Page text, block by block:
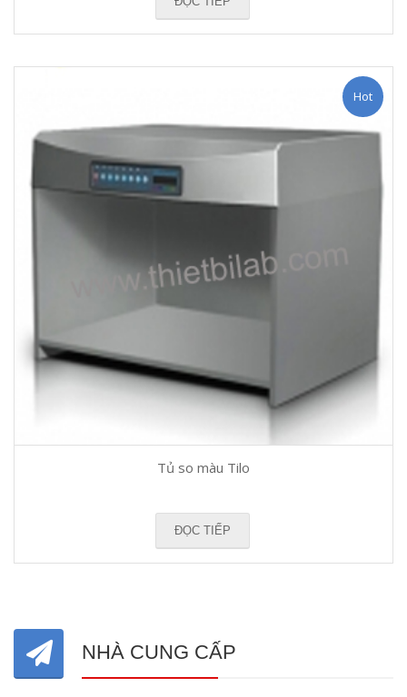
Hot
Tủ so màu Tilo
ĐỌC TIẾP
NHÀ CUNG CẤP